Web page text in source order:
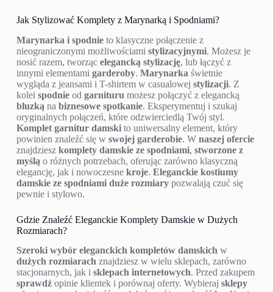
Jak Stylizować Komplety z Marynarką i Spodniami?
Marynarka i spodnieto klasyczne połączenie z
nieograniczonymi możliwościamistylizacyjnymi. Możesz je
nosić razem, tworzącelegancką stylizację, lub łączyć z
innymi elementami
koleispodnieodgarniturumożesz połączyć z elegancką
bluzkąnabiznesowe spotkanie
Komplet garnitur damskito uniwersalny element, który
powinien znaleźć się wswojej garderobie. Wnaszej ofercie
znajdzieszkomplety damskie ze spodniami, stworzone z
myśląo różnych potrzebach, oferując zarówno klasyczną